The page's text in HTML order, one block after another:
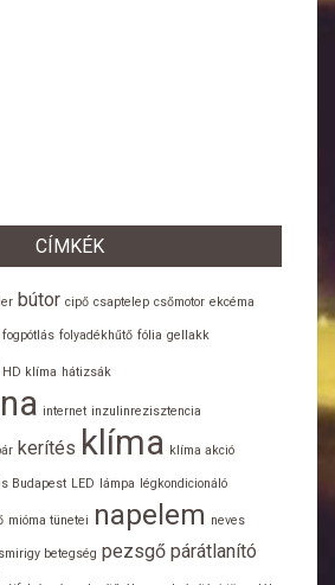
CÍMKÉK
bútor cipő csaptelep csőmotor ekcéma
fogpótlás folyadékhűtő fólia gellakk
HD klíma hátizsák
internet inzulinrezisztencia
kerítés klíma klíma akció
Budapest LED lámpa légkondicionáló
mióma tünetei napelem neves
betegség pezsgő párátlanító